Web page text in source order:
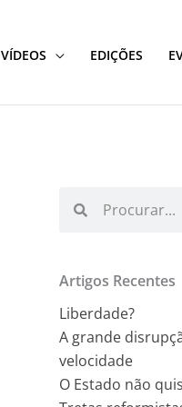
VÍDEOS EDIÇÕES
Artigos Recentes
Liberdade?
A grande
velocidade
O Estado não